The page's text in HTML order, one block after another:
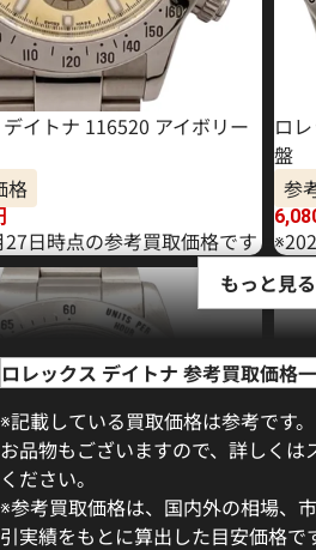
イトナ 116520 アイボリー
格
日時点の参考買取価格です
ロ
盤
参
もっと見る
ロレックス デイトナ 参考買取価格
※記載している買取価格は参考です
お品物もございますので、詳しくは
ください。
※参考買取価格は、国内外の相場、
引実績をもとに算出した目安価格で